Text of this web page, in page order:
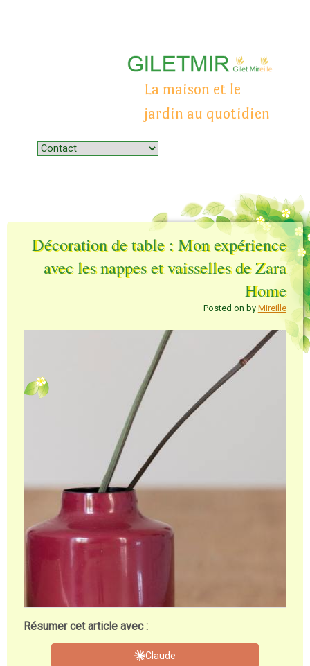
La maison et le
jardin au quotidien
Menu
Skip to content
Décoration de table : Mon expérience
avec les nappes et vaisselles de Zara
Home
Posted on by Mireille
Résumer cet article avec :
Claude